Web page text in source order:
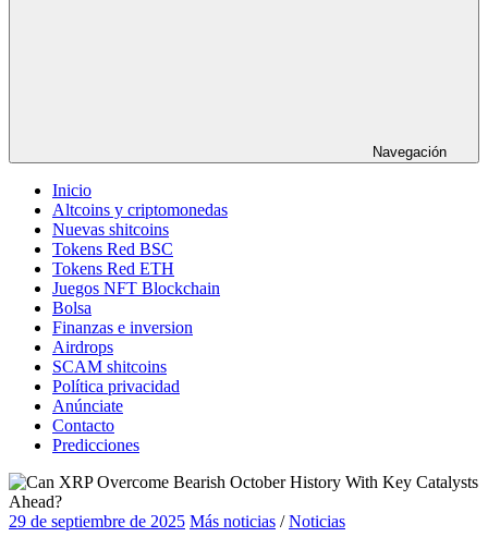
Navegación
Inicio
Altcoins y criptomonedas
Nuevas shitcoins
Tokens Red BSC
Tokens Red ETH
Juegos NFT Blockchain
Bolsa
Finanzas e inversion
Airdrops
SCAM shitcoins
Política privacidad
Anúnciate
Contacto
Predicciones
29 de septiembre de 2025 Más noticias /Noticias